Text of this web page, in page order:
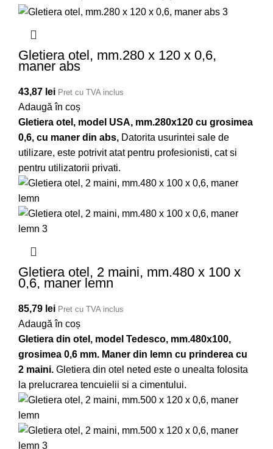
Gletiera otel, mm.280 x 120 x 0,6,
maner abs
43,87 lei Pret cu TVA inclus
Adaugă în coș
Gletiera otel, model USA, mm.280x120 cu grosimea
0,6, cu maner din abs, Datorita usurintei sale de
utilizare, este potrivit atat pentru profesionisti, cat si
pentru utilizatorii privati.
Gletiera otel, 2 maini, mm.480 x 100 x
0,6, maner lemn
85,79 lei Pret cu TVA inclus
Adaugă în coș
Gletiera din otel, model Tedesco, mm.480x100,
grosimea 0,6 mm. Maner din lemn cu prinderea cu
2 maini. Gletiera din otel neted este o unealta folosita
la prelucrarea tencuielii si a cimentului.